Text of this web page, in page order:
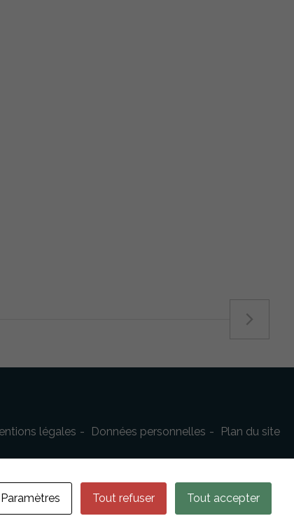
légales Données personnelles Plan du site
Paramètres Tout refuser Tout accepter